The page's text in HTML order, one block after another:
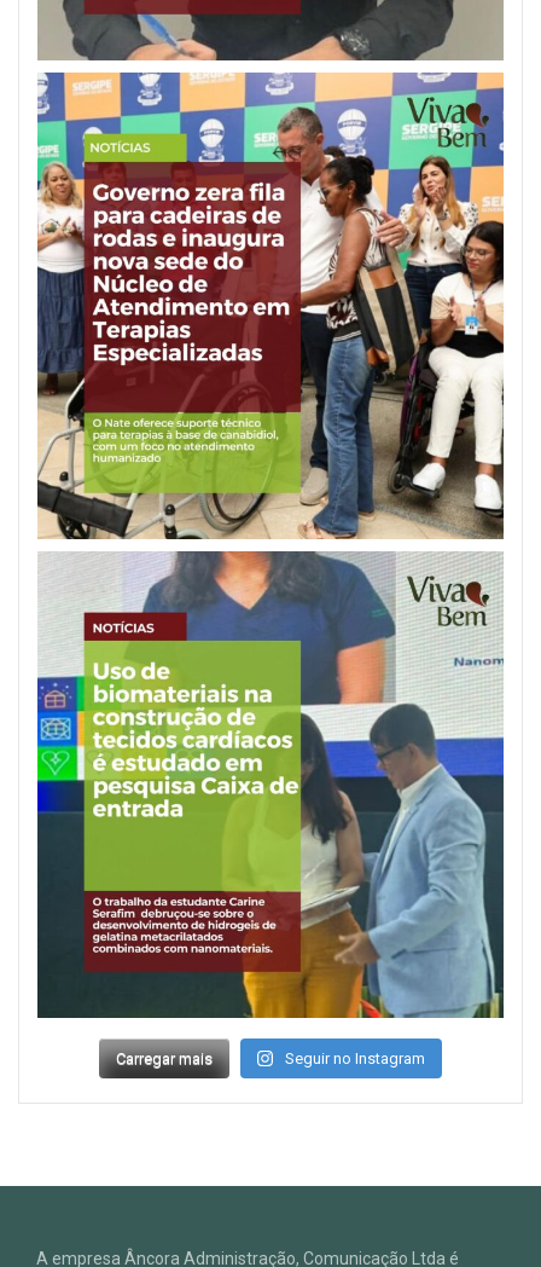
Carregar mais Seguir no Instagram
A empresa Âncora Administração, Comunicação Ltda é